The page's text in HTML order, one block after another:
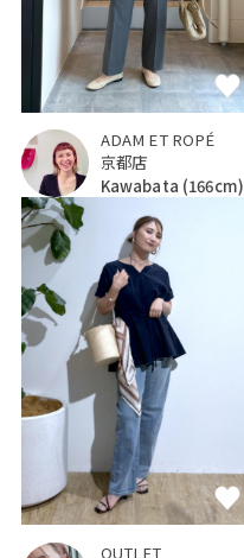
ADAM ET ROPÉ
京都店
Kawabata (166cm)
OUTLET